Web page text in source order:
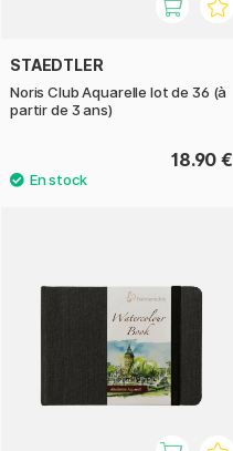
STAEDTLER
Noris Club Aquarelle lot de 36 (à
partir de 3 ans)
18.90 €